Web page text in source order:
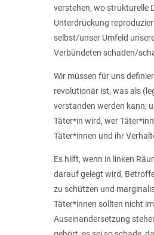
verstehen, wo strukturelle
Unterdrückung
selbst/unser Umfeld
Verbündeten schaden/
Wir müssen für uns
revolutionär ist, was als
verstanden werden kann;
Täter*in wird, wer
Täter*innen und ihr
Es hilft, wenn in linken
darauf gelegt wird,
zu schützen und
Täter*innen sollten nicht
Auseinandersetzung